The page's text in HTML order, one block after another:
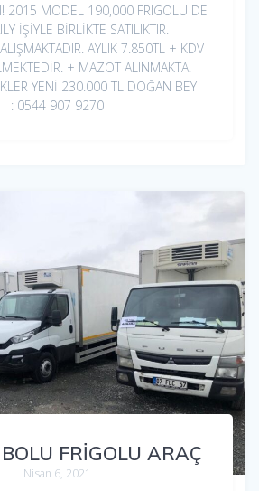
2015 MODEL 190,000 FRIGOLU DE
İŞİYLE BİRLİKTE SATILIKTIR.
AYLIK 7.850TL + KDV
+ MAZOT ALINMAKTA.
YENİ 230.000 TL DOĞAN BEY
: 0544 907 9270
FRİGOLU ARAÇ
Nisan 6, 2021